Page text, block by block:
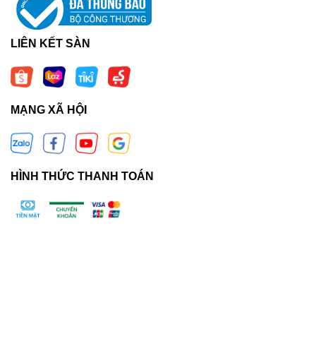
LIÊN KẾT SÀN
MẠNG XÃ HỘI
HÌNH THỨC THANH TOÁN